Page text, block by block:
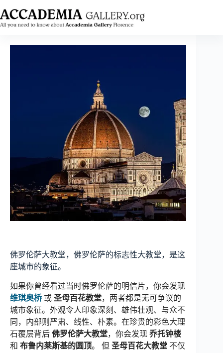
至
佛罗伦萨大教堂，佛罗伦萨的标志性大教堂，是这
座城市的象征。
如果你曾经看过当时佛罗伦萨的明信片，你会发现
维琪奥桥或 圣母百花教堂，两者都是无可争议的
城市象征。外观令人印象深刻、雄伟壮观、与众不
同，内部则严肃、线性、朴素。在珍贵的彩色大理
石覆层背后 佛罗伦萨大教堂，你会发现 乔托钟楼
和 布鲁内莱斯基的圆顶。 但 圣母百花大教堂 不仅